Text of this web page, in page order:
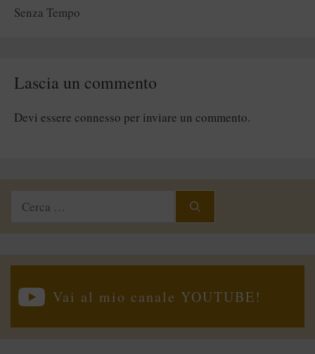
Senza Tempo
Lascia un commento
Devi essere connesso per inviare un commento.
Ricerca
Vai al mio canale YOUTUBE!